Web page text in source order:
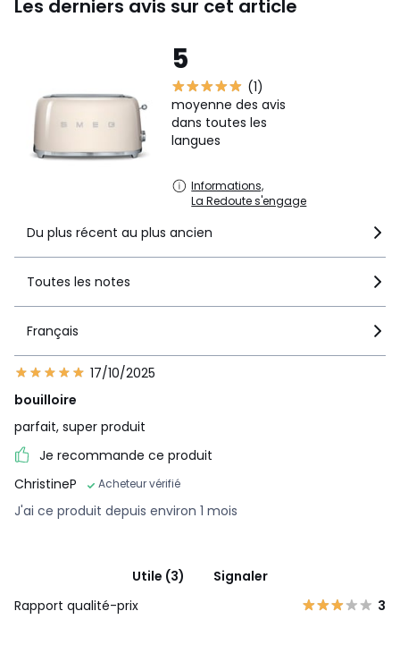
Les derniers avis sur cet article
5
(1)
moyenne des avis
dans toutes les
langues
Informations,
La Redoute s'engage
Du plus récent au plus ancien
Toutes les notes
Français
17/10/2025
bouilloire
parfait, super produit
Je recommande ce produit
ChristineP
Acheteur vérifié
J'ai ce produit depuis environ 1 mois
Utile (3)
Signaler
Rapport qualité-prix
3